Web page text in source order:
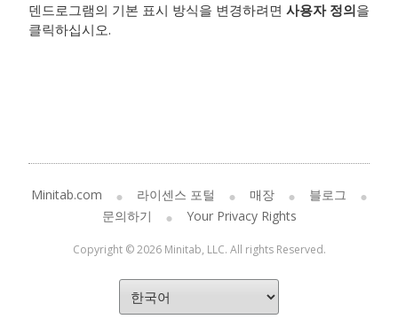
덴드로그램의 기본 표시 방식을 변경하려면 사용자 정의을
클릭하십시오.
Minitab.com 라이센스 포털 매장
블로그
문의하기
Your Privacy Rights
Copyright © 2026 Minitab, LLC. All rights Reserved.